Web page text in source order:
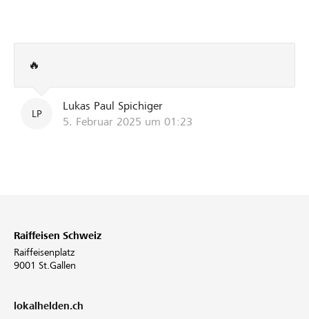
🔥
LP
Lukas Paul Spichiger
5. Februar 2025 um 01:23
Raiffeisen Schweiz
Raiffeisenplatz
9001 St.Gallen
lokalhelden.ch